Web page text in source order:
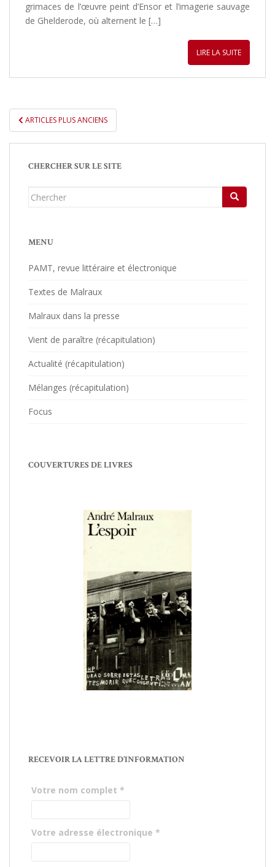
grimaces de l’œuvre peint d’Ensor et l’imagerie sauvage
de Ghelderode, où alternent le […]
LIRE LA SUITE
PAGINATION DES ARTICLES
ARTICLES PLUS ANCIENS
CHERCHER SUR LE SITE
Chercher...
MENU
PAMT, revue littéraire et électronique
Textes de Malraux
Malraux dans la presse
Vient de paraître (récapitulation)
Actualité (récapitulation)
Mélanges (récapitulation)
Focus
COUVERTURES DE LIVRES
RECEVOIR LA LETTRE D’INFORMATION
Votre nom complet *
Votre adresse électronique *